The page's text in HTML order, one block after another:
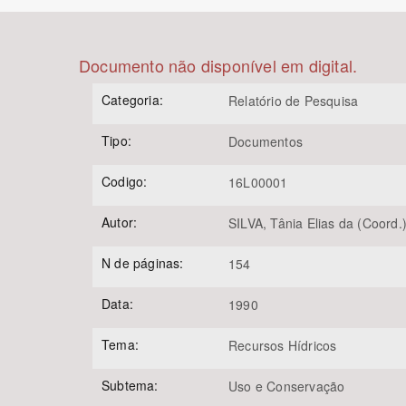
Documento não disponível em digital.
Categoria: Relatório de Pesquisa
Tipo: Documentos
Codigo: 16L00001
Autor: SILVA, Tânia Elias da (Coord.)
N de páginas: 154
Data: 1990
Tema: Recursos Hídricos
Subtema: Uso e Conservação